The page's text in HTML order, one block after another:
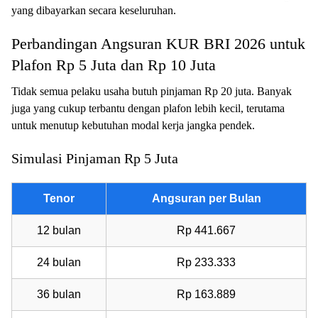
yang dibayarkan secara keseluruhan.
Perbandingan Angsuran KUR BRI 2026 untuk
Plafon Rp 5 Juta dan Rp 10 Juta
Tidak semua pelaku usaha butuh pinjaman Rp 20 juta. Banyak
juga yang cukup terbantu dengan plafon lebih kecil, terutama
untuk menutup kebutuhan modal kerja jangka pendek.
Simulasi Pinjaman Rp 5 Juta
Tenor Angsuran per Bulan
12 bulan Rp 441.667
24 bulan Rp 233.333
36 bulan Rp 163.889